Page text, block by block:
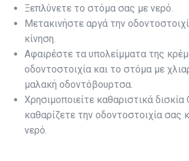
Ξεπλύνετε το στόμα σας με νερό.
Μετακινήστε αργά την
κίνηση.
Αφαιρέστε τα υπολείμματα της
οδοντοστοιχία και το στόμα με
μαλακή οδοντόβουρτσα.
Χρησιμοποιείτε καθαριστικά δισκία
καθαρίζετε την οδοντοστοιχία σας
νερό.